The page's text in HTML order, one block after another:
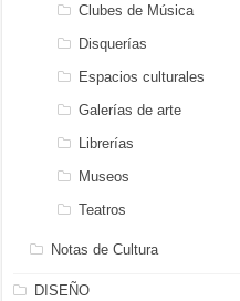
Clubes de Música
Disquerías
Espacios culturales
Galerías de arte
Librerías
Museos
Teatros
Notas de Cultura
DISEÑO